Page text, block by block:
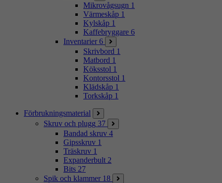
Mikrovågsugn 1
Värmeskåp 1
Kylskåp 1
Kaffebryggare 6
Inventarier 6
Skrivbord 1
Matbord 1
Köksstol 1
Kontorsstol 1
Klädskåp 1
Torkskåp 1
Förbrukningsmaterial
Skruv och plugg 37
Bandad skruv 4
Gipsskruv 1
Träskruv 1
Expanderbult 2
Bits 27
Spik och klammer 18